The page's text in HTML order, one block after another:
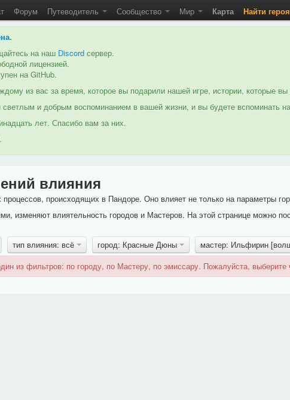
Форум Путеводитель Сообщество Мир Карта Найти героя
.
на наш Discord сервер.
лицензией.
на GitHub.
из вас за время, которое вы подарили нашей игре, истории, которые
светлым и добрым воспоминанием в вашей жизни, и вы будете вспоминать
лет. Спасибо вам за них.
влияния
происходящих в Пандоре. Оно влияет не только на параметры
изменяют влиятельность городов и Мастеров. На этой странице можно
тип влияния: всё город: Красные Дюны
мастер: Ильфирин
из фильтров: по городу, по Мастеру, по эмиссару. Пожалуйста, выберите